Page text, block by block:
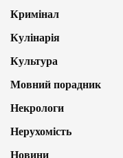
Кримінал
Кулінарія
Культура
Мовний порадник
Некрологи
Нерухомість
Новини